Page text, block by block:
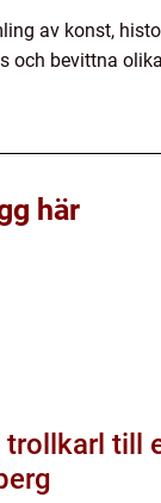
av konst,
och bevittna
här
trollkarl till